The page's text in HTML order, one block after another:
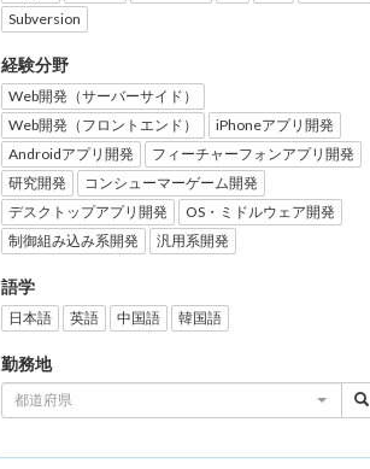
Subversion
経験分野
Web開発（サーバーサイド）
Web開発（フロントエンド）
iPhoneアプリ開発
Androidアプリ開発
フィーチャーフォンアプリ開発
研究開発
コンシューマーゲーム開発
デスクトップアプリ開発
OS・ミドルウェア開発
制御組み込み系開発
汎用系開発
語学
日本語 英語 中国語 韓国語
勤務地
都道府県